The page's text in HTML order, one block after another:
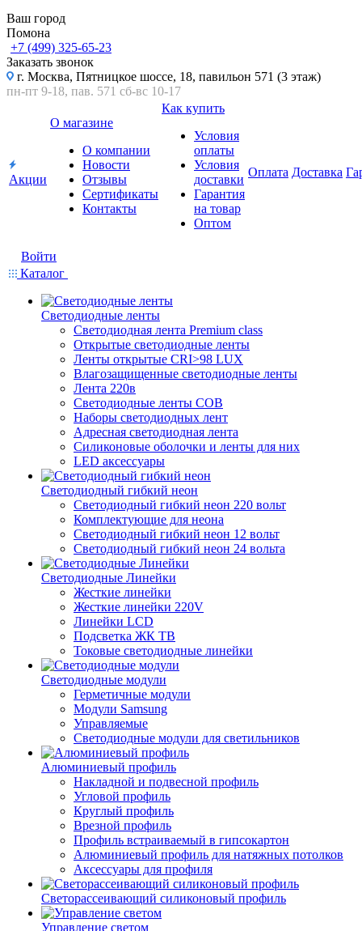
Ваш город
Помона
+7 (499) 325-65-23
Заказать звонок
г. Москва, Пятницкое шоссе, 18, павильон 571 (3 этаж)
пн-пт 9-18, пав. 571 сб-вс 10-17
Акции
О магазине
О компании
Новости
Отзывы
Сертификаты
Контакты
Как купить
Условия
оплаты
Условия
доставки
Гарантия
на товар
Оптом
Оплата Доставка
Войти
Каталог
Светодиодные ленты
Светодиодная лента Premium class
Открытые светодиодные ленты
Ленты открытые CRI>98 LUX
Влагозащищенные светодиодные ленты
Лента 220в
Светодиодные ленты COB
Наборы светодиодных лент
Адресная светодиодная лента
Силиконовые оболочки и ленты для них
LED аксессуары
Светодиодный гибкий неон
Светодиодный гибкий неон 220 вольт
Комплектующие для неона
Светодиодный гибкий неон 12 вольт
Светодиодный гибкий неон 24 вольта
Светодиодные Линейки
Жесткие линейки
Жесткие линейки 220V
Линейки LCD
Подсветка ЖК ТВ
Токовые светодиодные линейки
Светодиодные модули
Герметичные модули
Модули Samsung
Управляемые
Светодиодные модули для светильников
Алюминиевый профиль
Накладной и подвесной профиль
Угловой профиль
Круглый профиль
Врезной профиль
Профиль встраиваемый в гипсокартон
Алюминиевый профиль для натяжных потолков
Аксессуары для профиля
Светорассеивающий силиконовый профиль
Управление светом